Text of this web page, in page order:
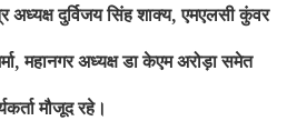
अध्यक्ष दुर्विजय सिंह शाक्य, एमएलसी कुंवर
महानगर अध्यक्ष डा केएम अरोड़ा समेत
मौजूद रहे।